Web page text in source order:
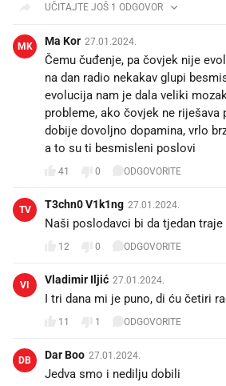
UČITAJTE JOŠ 1 ODGOVOR
MK Ma Kor 27.01.2024.
Čemu čuđenje, pa čovjek nije
na dan radio nekakav glupi
evolucija nam je dala veliki
probleme, ako čovjek ne riješava
dobije dovoljno dopamina, vrlo
a to su ti besmisleni poslovi
41 0 ODGOVORITE
TV T3chn0 V1k1ng 27.01.2024.
Naši poslodavci bi da tjedan traje
12 0 ODGOVORITE
VI Vladimir Iljić 27.01.2024.
I tri dana mi je puno, di ću četiri
11 1 ODGOVORITE
DB Dar Boo 27.01.2024.
Jedva smo i nedilju dobili